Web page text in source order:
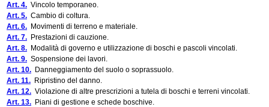
Art. 4. Vincolo temporaneo.
Art. 5. Cambio di coltura.
Art. 6. Movimenti di terreno e materiale.
Art. 7. Prestazioni di cauzione.
Art. 8. Modalità di governo e utilizzazione di boschi e pascoli vincolati.
Art. 9. Sospensione dei lavori.
Art. 10. Danneggiamento del suolo o soprassuolo.
Art. 11. Ripristino del danno.
Art. 12. Violazione di altre prescrizioni a tutela di boschi e terreni vincolati.
Art. 13. Piani di gestione e schede boschive.